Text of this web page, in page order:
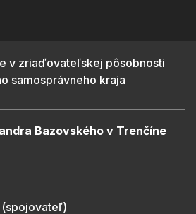
v zriaďovateľskej pôsobnosti
samosprávneho kraja
Bazovského v Trenčíne